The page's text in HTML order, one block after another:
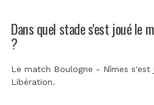
Dans quel stade s'est joué le
?
Le match Boulogne - Nîmes s'est
Libération.